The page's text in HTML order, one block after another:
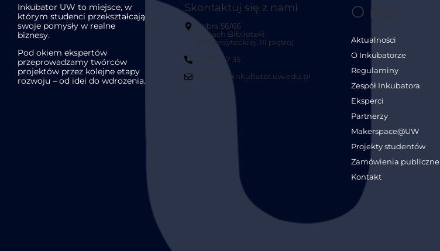
Inkubator UW to miejsce, w
którym studenci przekształcają
swoje pomysły w realne
biznesy.
Pod okiem ekspertów
przeprowadzamy twórców
projektów przez kolejne etapy
rozwoju – od idei do wdrożenia.
Skontaktuj się z nami
Dobra 56/66
(Gmach Biblioteki
Uniwersyteckiej, III piętro)
22 554 07 35
kontakt@inkubator.uw.edu.pl
O nas
Aktualności
O Inkubatorze
Regulaminy
Zespół Inkubatora
Eksperci
Partnerzy
Makerspace@UW
Projekty studentów
Zamówienia publiczne
Kontakt